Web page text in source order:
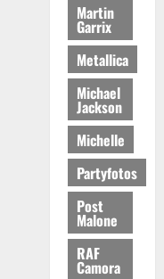
Martin
Garrix
Metallica
Michael
Jackson
Michelle
Partyfotos
Post
Malone
RAF
Camora